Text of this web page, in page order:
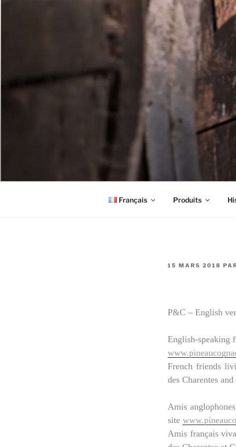
Français Produits
PUBLIÉ
15 MARS 2018
P&C – English
English-speaking
French friends
des Charentes
Amis
site
Amis français